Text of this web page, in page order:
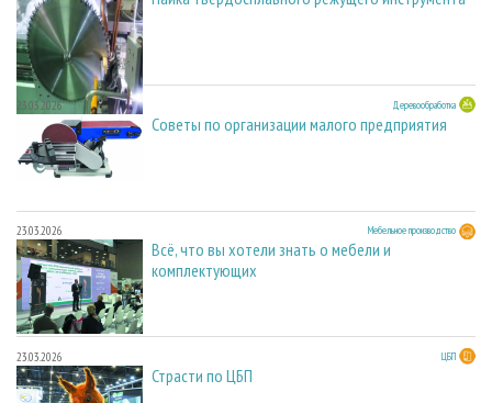
23.03.2026 Деревообработка
Советы по организации малого предприятия
23.03.2026 Мебельное производство
Всё, что вы хотели знать о мебели и
комплектующих
23.03.2026 ЦБП
Страсти по ЦБП